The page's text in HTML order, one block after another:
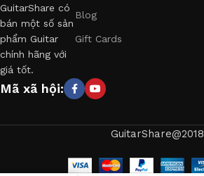
GuitarShare có
bán một số sản
phẩm Guitar
chính hãng với
giá tốt.
Blog
Gift Cards
Mã xã hội:
GuitarShare@2018